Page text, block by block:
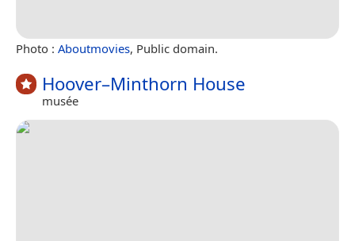
Photo : Aboutmovies, Public domain.
Hoover–Minthorn House
musée